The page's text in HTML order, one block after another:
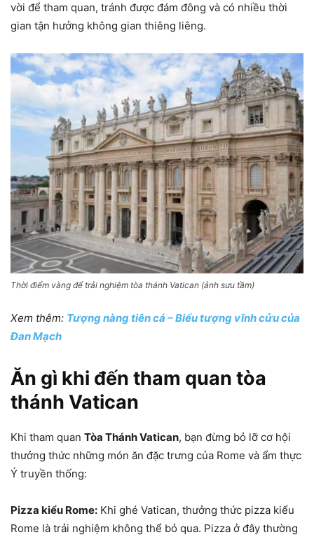
vời để tham quan, tránh được đám đông và có nhiều thời
gian tận hưởng không gian thiêng liêng.
Thời điểm vàng để trải nghiệm tòa thánh Vatican (ảnh sưu tầm)
Xem thêm: Tượng nàng tiên cá – Biểu tượng vĩnh cửu của
Đan Mạch
Ăn gì khi đến tham quan tòa
thánh Vatican
Khi tham quan Tòa Thánh Vatican, bạn đừng bỏ lỡ cơ hội
thưởng thức những món ăn đặc trưng của Rome và ẩm thực
Ý truyền thống:
Pizza kiểu Rome: Khi ghé Vatican, thưởng thức pizza kiểu
Rome là trải nghiệm không thể bỏ qua. Pizza ở đây thường